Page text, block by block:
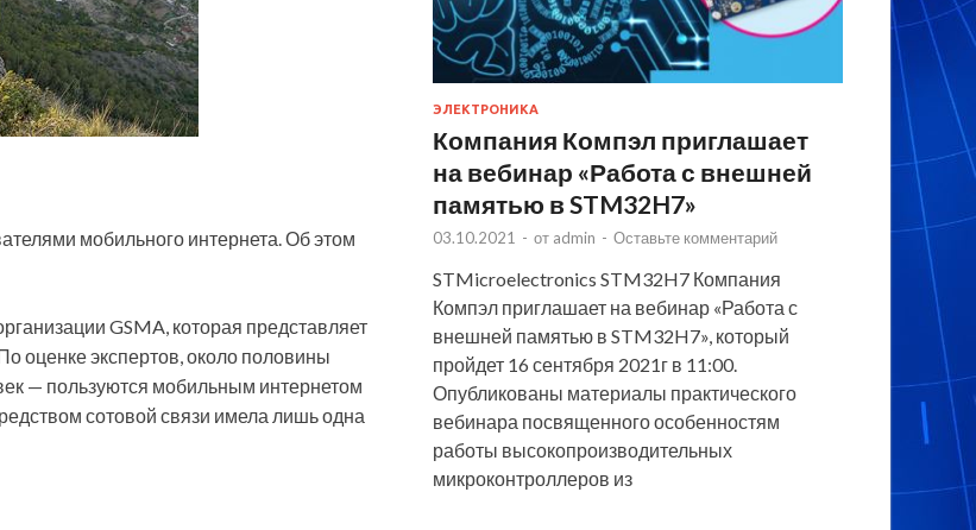
мобильного интернета. Об этом
GSMA, которая представляет
оценке экспертов, около половины
— пользуются мобильным интернетом
сотовой связи имела лишь одна
ЭЛЕКТРОНИКА
Компания Компэл приглашает
на вебинар «Работа с внешней
памятью в STM32H7»
03.10.2021 - от admin - Оставьте комментарий
STMicroelectronics STM32H7 Компания
Компэл приглашает на вебинар «Работа с
внешней памятью в STM32H7», который
пройдет 16 сентября 2021г в 11:00.
Опубликованы материалы практического
вебинара посвященного особенностям
работы высокопроизводительных
микроконтроллеров из